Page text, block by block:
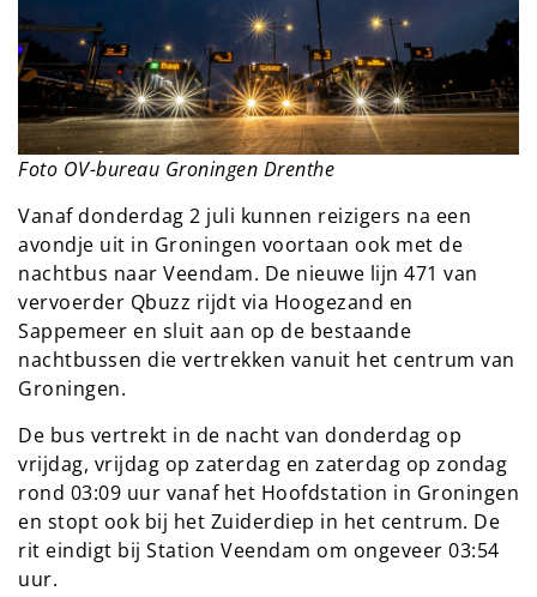
Foto OV-bureau Groningen Drenthe
Vanaf donderdag 2 juli kunnen reizigers na een
avondje uit in Groningen voortaan ook met de
nachtbus naar Veendam. De nieuwe lijn 471 van
vervoerder Qbuzz rijdt via Hoogezand en
Sappemeer en sluit aan op de bestaande
nachtbussen die vertrekken vanuit het centrum van
Groningen.
De bus vertrekt in de nacht van donderdag op
vrijdag, vrijdag op zaterdag en zaterdag op zondag
rond 03:09 uur vanaf het Hoofdstation in Groningen
en stopt ook bij het Zuiderdiep in het centrum. De
rit eindigt bij Station Veendam om ongeveer 03:54
uur.